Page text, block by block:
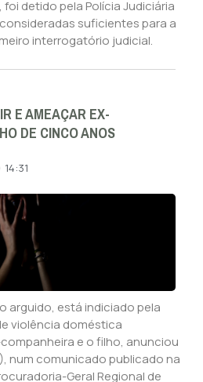
detido pela Polícia Judiciária
suficientes para a
interrogatório judicial.
E AMEAÇAR EX-
DE CINCO ANOS
14:31
arguido, está indiciado pela
violência doméstica
e o filho, anunciou
num comunicado publicado na
Geral Regional de